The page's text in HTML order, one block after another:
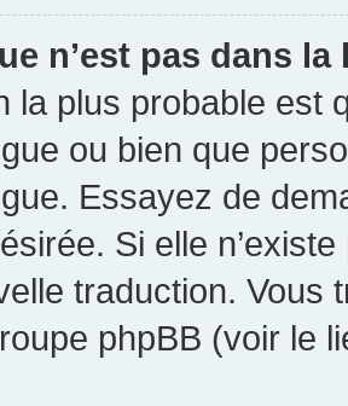
n’est pas dans la
la plus probable est
ou bien que
Essayez de
Si elle
traduction. Vous
phpBB (voir le